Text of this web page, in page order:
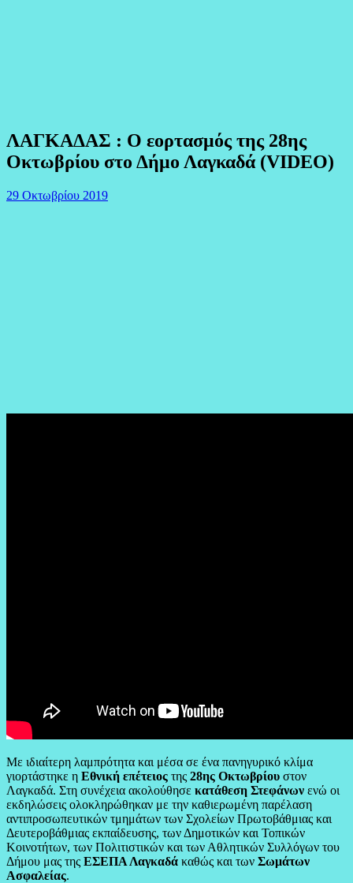
ΛΑΓΚΑΔΑΣ : Ο εορτασμός της 28ης
Οκτωβρίου στο Δήμο Λαγκαδά (VIDEO)
29 Οκτωβρίου 2019
Με ιδιαίτερη λαμπρότητα και μέσα σε ένα πανηγυρικό κλίμα
γιορτάστηκε η Εθνική επέτειος της 28ης Οκτωβρίου στον
Λαγκαδά. Στη συνέχεια ακολούθησε κατάθεση Στεφάνων ενώ οι
εκδηλώσεις ολοκληρώθηκαν με την καθιερωμένη παρέλαση
αντιπροσωπευτικών τμημάτων των Σχολείων Πρωτοβάθμιας και
Δευτεροβάθμιας εκπαίδευσης, των Δημοτικών και Τοπικών
Κοινοτήτων, των Πολιτιστικών και των Αθλητικών Συλλόγων του
Δήμου μας της ΕΣΕΠΑ Λαγκαδά καθώς και των Σωμάτων
Ασφαλείας.